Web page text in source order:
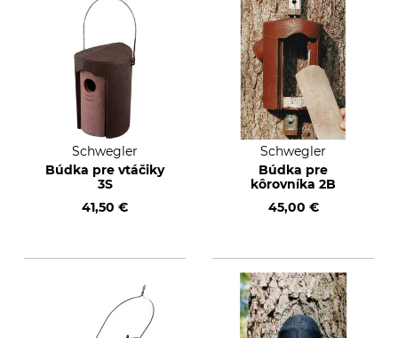
Schwegler
Búdka pre vtáčiky
3S
41,50 €
Schwegler
Búdka pre
kôrovníka 2B
45,00 €